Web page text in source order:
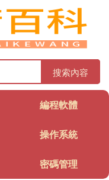
搜索內容
編程軟體
操作系統
密碼管理